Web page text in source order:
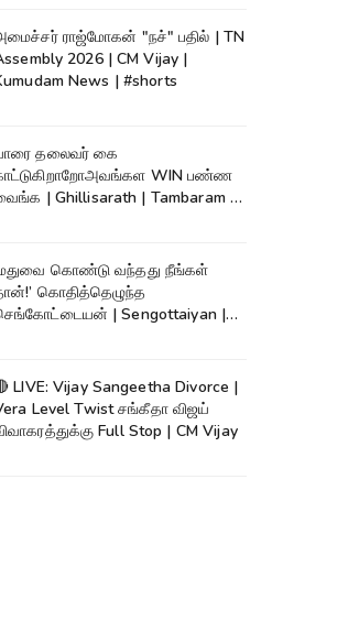
ராஜ்மோகன் "நச்" பதில் | TN
2026 | CM Vijay |
News | #shorts
தலைவர் கை
WIN பண்ண
| Ghillisarath | Tambaram |
கொண்டு வந்தது நீங்கள்
கொதித்தெழுந்த
| Sengottaiyan |
LIVE: Vijay Sangeetha Divorce |
Level Twist சங்கீதா விஜய்
Full Stop | CM Vijay